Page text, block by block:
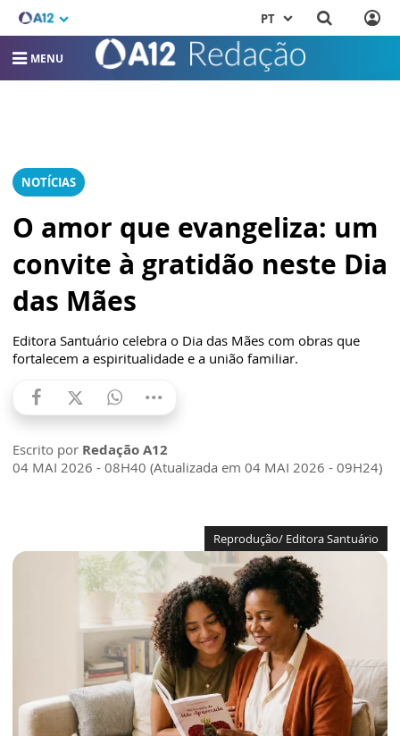
PT
MENU
NOTÍCIAS
O amor que evangeliza: um
convite à gratidão neste Dia
das Mães
Editora Santuário celebra o Dia das Mães com obras que
fortalecem a espiritualidade e a união familiar.
Escrito por Redação A12
04 MAI 2026 - 08H40 (Atualizada em 04 MAI 2026 - 09H24)
Reprodução/ Editora Santuário